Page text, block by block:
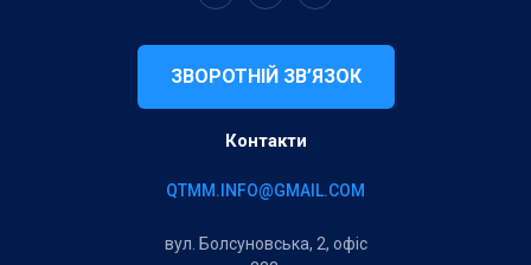
ЗВОРОТНІЙ ЗВ’ЯЗОК
Контакти
QTMM.INFO@GMAIL.COM
вул. Болсуновська, 2, офіс